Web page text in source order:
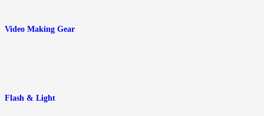
Video Making Gear
Flash & Light